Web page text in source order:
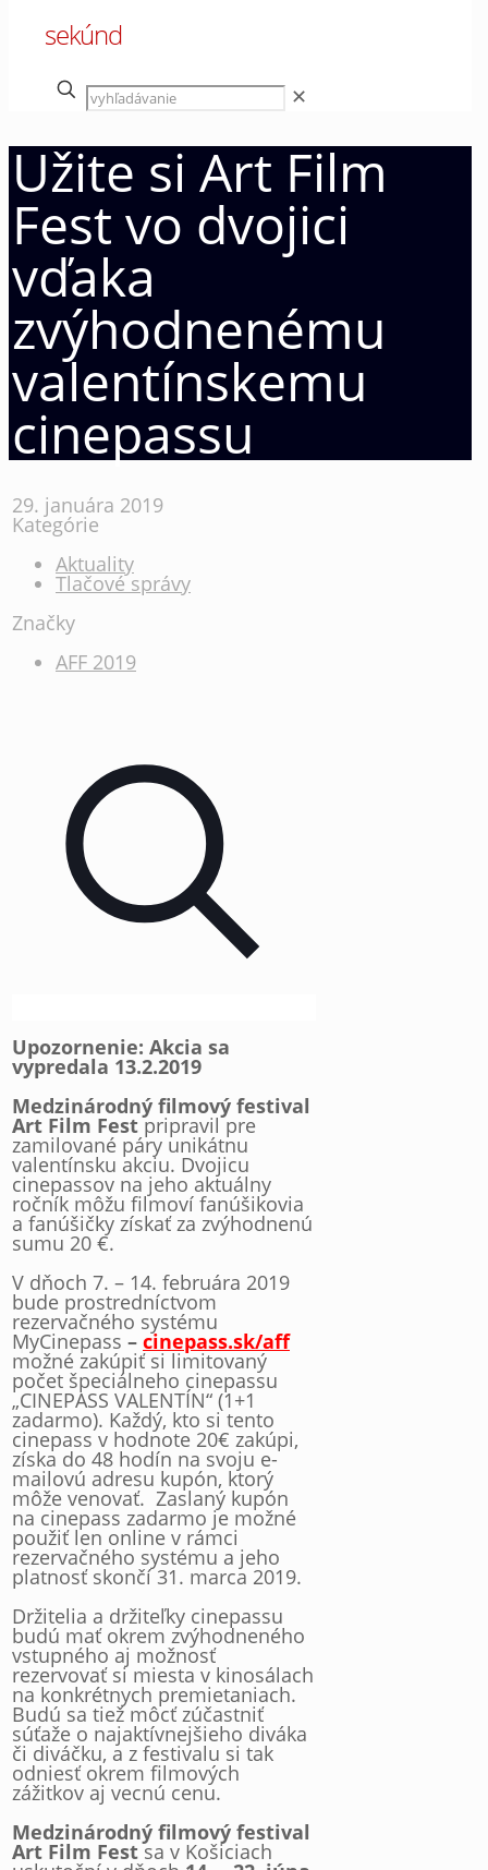
sekúnd
✕
Užite si Art Film
Fest vo dvojici
vďaka
zvýhodnenému
valentínskemu
cinepassu
29. januára 2019
Kategórie
Aktuality
Tlačové správy
Značky
AFF 2019
Upozornenie: Akcia sa
vypredala 13.2.2019
Medzinárodný filmový festival
Art Film Festpripravil pre
zamilované páry unikátnu
valentínsku akciu. Dvojicu
cinepassov na jeho aktuálny
ročník môžu filmoví fanúšikovia
a fanúšičky získať za zvýhodnenú
sumu 20 €.
V dňoch 7. – 14. februára 2019
bude prostredníctvom
rezervačného systému
MyCinepass – cinepass.sk/aff
možné zakúpiť si limitovaný
počet špeciálneho cinepassu
„CINEPASS VALENTÍN“ (1+1
zadarmo). Každý, kto si tento
cinepass v hodnote 20€ zakúpi,
získa do 48 hodín na svoju e-
mailovú adresu kupón, ktorý
môže venovať. Zaslaný kupón
na cinepass zadarmo je možné
použiť len online v rámci
rezervačného systému a jeho
platnosť skončí 31. marca 2019.
Držitelia a držiteľky cinepassu
budú mať okrem zvýhodneného
vstupného aj možnosť
rezervovať si miesta v kinosálach
na konkrétnych premietaniach.
Budú sa tiež môcť zúčastniť
súťaže o najaktívnejšieho diváka
či diváčku, a z festivalu si tak
odniesť okrem filmových
zážitkov aj vecnú cenu.
Medzinárodný filmový festival
Art Film Festsa v Košiciach